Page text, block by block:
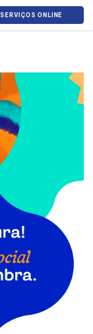
SERVIÇOS ONLINE